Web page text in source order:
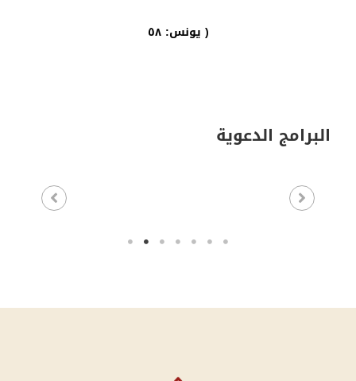
يونس: ٥٨ )
البرامج الدعوية